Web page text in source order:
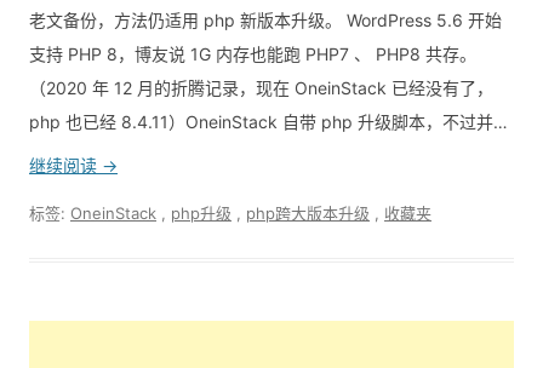
老文备份，方法仍适用 php 新版本升级。 WordPress 5.6 开始
支持 PHP 8，博友说 1G 内存也能跑 PHP7 、 PHP8 共存。
（2020 年 12 月的折腾记录，现在 OneinStack 已经没有了，
php 也已经 8.4.11）OneinStack 自带 php 升级脚本，不过并…
继续阅读 →
标签: OneinStack php升级 php跨大版本升级 收藏夹